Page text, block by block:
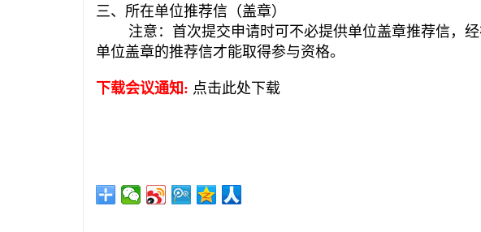
三、所在单位推荐信（盖章）
注意：首次提交申请时可不必提供单位盖章推荐信，经
单位盖章的推荐信才能取得参与资格。
下载会议通知: 点击此处下载